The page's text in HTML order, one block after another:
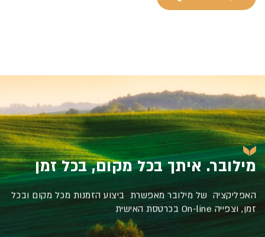
מילובר. איתך בכל מקום, בכל זמן
האפליקציה של מילובר מאפשרת ביצוע הזמנות מכל מקום ובכל
זמן, וצפייה On-line בכרטסת האישית